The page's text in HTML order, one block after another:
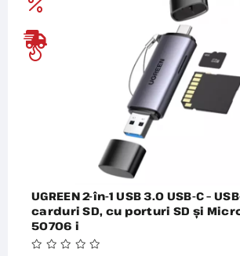
UGREEN 2-în-1 USB 3.0 USB-C –
carduri SD, cu porturi SD și
50706 i